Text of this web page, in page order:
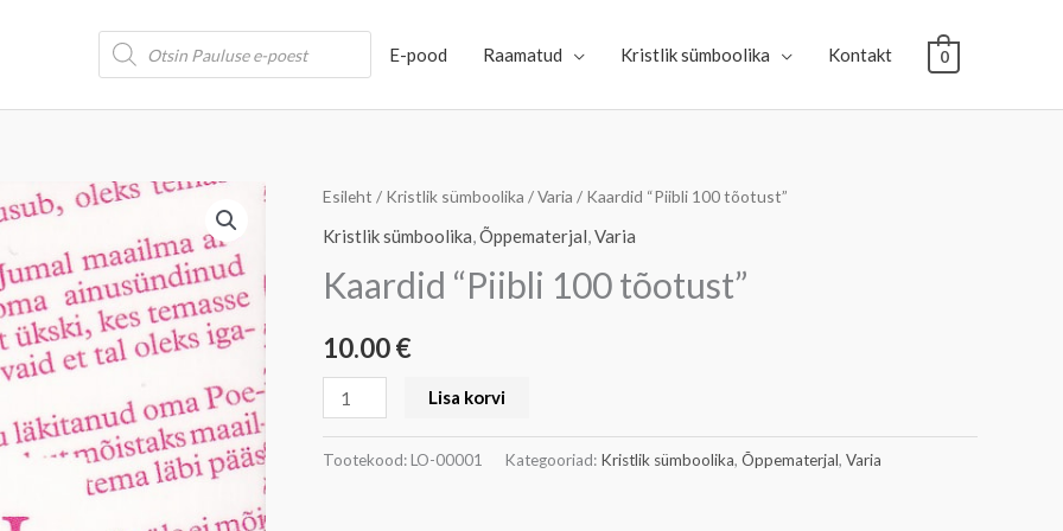
Products
search
E-pood Raamatud Kristlik sümboolika Kontakt 0
Esileht / Kristlik sümboolika /Varia / Kaardid “Piibli 100 tõotust”
Kristlik sümboolika,Õppematerjal,Varia
Kaardid “Piibli 100 tõotust”
10.00€
Kaardid
"Piibli
tõotust"
Lisa korvi
Tootekood:LO-00001 Kategooriad: Kristlik sümboolika, Õppematerjal, Varia